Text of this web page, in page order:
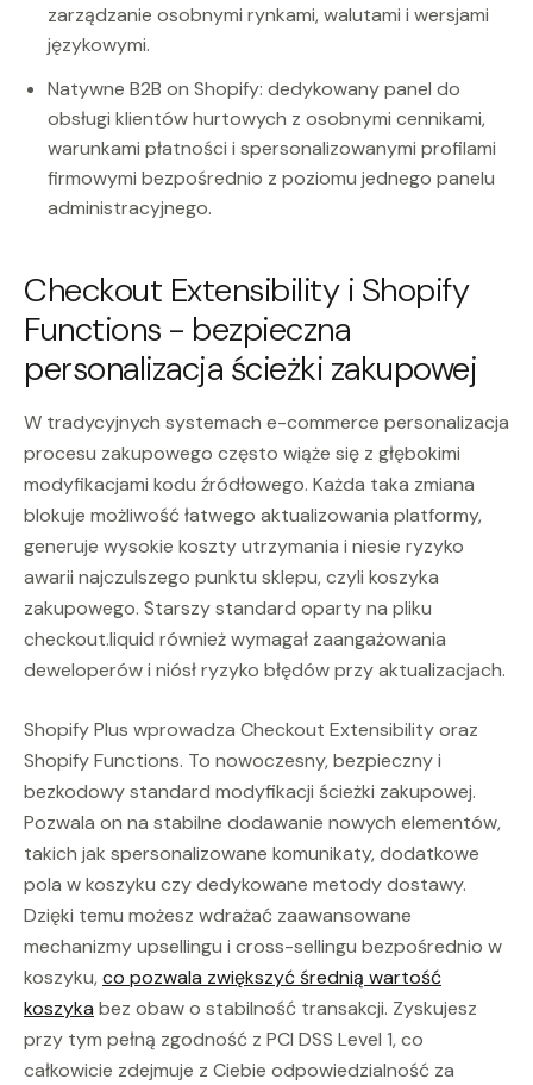
zarządzanie osobnymi rynkami, walutami i wersjami
językowymi.
Natywne B2B on Shopify: dedykowany panel do
obsługi klientów hurtowych z osobnymi cennikami,
warunkami płatności i spersonalizowanymi profilami
firmowymi bezpośrednio z poziomu jednego panelu
administracyjnego.
Checkout Extensibility i Shopify
Functions - bezpieczna
personalizacja ścieżki zakupowej
W tradycyjnych systemach e-commerce personalizacja
procesu zakupowego często wiąże się z głębokimi
modyfikacjami kodu źródłowego. Każda taka zmiana
blokuje możliwość łatwego aktualizowania platformy,
generuje wysokie koszty utrzymania i niesie ryzyko
awarii najczulszego punktu sklepu, czyli koszyka
zakupowego. Starszy standard oparty na pliku
checkout.liquid również wymagał zaangażowania
deweloperów i niósł ryzyko błędów przy aktualizacjach.
Shopify Plus wprowadza Checkout Extensibility oraz
Shopify Functions. To nowoczesny, bezpieczny i
bezkodowy standard modyfikacji ścieżki zakupowej.
Pozwala on na stabilne dodawanie nowych elementów,
takich jak spersonalizowane komunikaty, dodatkowe
pola w koszyku czy dedykowane metody dostawy.
Dzięki temu możesz wdrażać zaawansowane
mechanizmy upsellingu i cross-sellingu bezpośrednio w
koszyku,co pozwala zwiększyć średnią wartość
koszyka bez obaw o stabilność transakcji. Zyskujesz
przy tym pełną zgodność z PCI DSS Level 1, co
całkowicie zdejmuje z Ciebie odpowiedzialność za